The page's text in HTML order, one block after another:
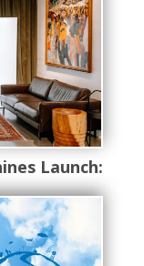
Launch: